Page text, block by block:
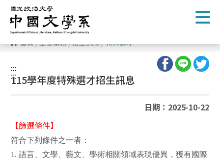
跳
到
主
要
內
容 首頁/主要業務/招生訊息/特殊選才
:::
:::
115學年度特殊選才招生訊息
日期：2025-10-22
【篩選條件】
符合下列條件之一者：
1.語言、文學、藝文、學術相關領域表現優異，獲有國際